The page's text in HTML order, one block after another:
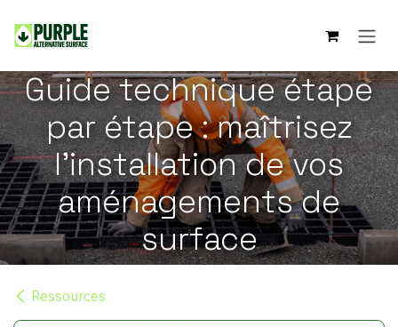
Guide technique étape
par étape : maîtrisez
l'installation de vos
aménagements de
surface
Ressources